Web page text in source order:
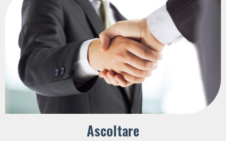
Ascoltare